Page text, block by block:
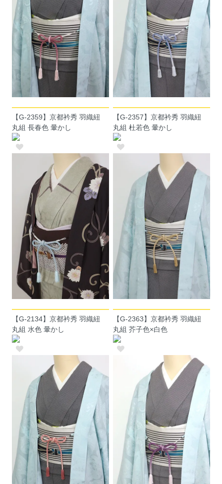
【G-2359】京都衿秀 羽織紐
丸組 長春色 暈かし
【G-2357】京都衿秀 羽織紐
丸組 杜若色 暈かし
【G-2134】京都衿秀 羽織紐
丸組 水色 暈かし
【G-2363】京都衿秀 羽織紐
丸組 芥子色×白色